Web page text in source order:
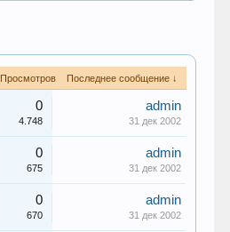
Просмотров Последнее сообщение ↓
0
4.748
admin
31 дек 2002
0
675
admin
31 дек 2002
0
670
admin
31 дек 2002